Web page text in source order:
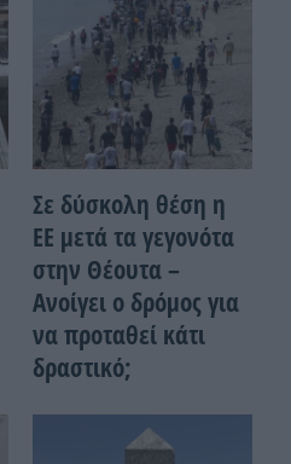
Σε δύσκολη θέση η
ΕΕ μετά τα γεγονότα
στην Θέουτα –
Ανοίγει ο δρόμος για
να προταθεί κάτι
δραστικό;